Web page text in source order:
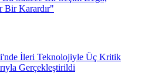
Bir Karardır"
İleri Teknolojiyle Üç Kritik
Gerçekleştirildi